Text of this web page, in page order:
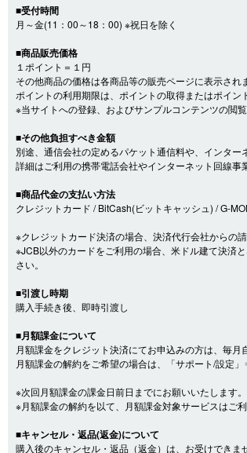
■受付時間
月～金(11：00～18：00) ※祝日を除く
■商品販売価格
１ポイント＝１円
その他商品の価格は各商品等の販売ページに表示されま
ポイントの利用期限は、ポイントの取得またはポイン
※当サイトへの登録、およびサンプルコンテンツの閲
■その他負担すべき金額
別途、通信会社の定めるパケット通信料や、インター
詳細はご利用の携帯電話会社やインターネット回線事
■商品代金の支払い方法
クレジットカード / BitCash(ビットキャッシュ) / G-
※クレジットカード決済の場合、決済代行会社からの請
※JCB以外のカードをご利用の場合、米ドル建て決済
さい。
■引渡し時期
購入手続き後、即時引渡し
■月額課金について
月額課金をクレジット決済にてお申込みの方は、毎月
月額課金の解約をご希望の場合は、「サポート/設定
※次回月額課金の課金日前日までにお願いいたします。
※月額課金の解約を以て、月額課金対象サービスはご利
■キャンセル・返品(返金)について
購入後のキャンセル・返品（返金）は、お受けできま